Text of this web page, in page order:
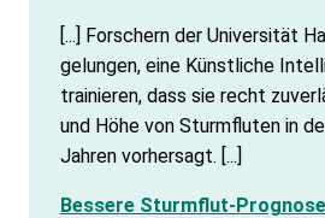
[...] Forschern der Universität
gelungen, eine Künstliche
trainieren, dass sie recht
und Höhe von Sturmfluten in
Jahren vorhersagt. [...]
Bessere Sturmflut-